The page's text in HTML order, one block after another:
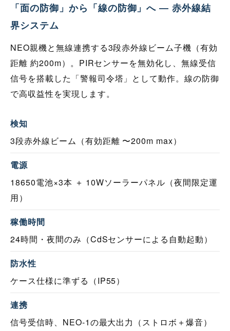
「面の防御」から「線の防御」へ ― 赤外線結
界システム
NEO親機と無線連携する3段赤外線ビーム子機（有効
距離 約200m）。PIRセンサーを無効化し、無線受信
信号を搭載した「警報司令塔」として動作。線の防御
で高収益性を実現します。
検知
3段赤外線ビーム（有効距離 〜200m max）
電源
18650電池×3本 ＋ 10Wソーラーパネル（夜間限定運
用）
稼働時間
24時間・夜間のみ（CdSセンサーによる自動起動）
防水性
ケース仕様に準ずる（IP55）
連携
信号受信時、NEO-1の最大出力（ストロボ＋爆音）